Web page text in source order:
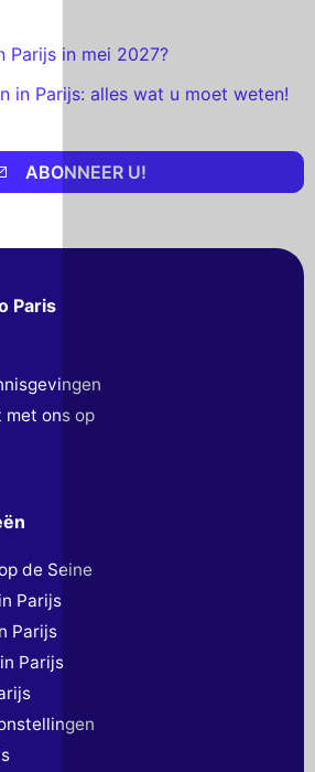
Parijs in mei 2027?
in Parijs: alles wat u moet weten!
ABONNEER U!
Paris
ons op
de Seine
Parijs
Parijs
Parijs